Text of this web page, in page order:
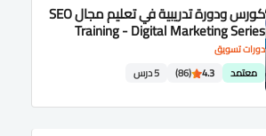
دورات تسويق
كورس ودورة تدريبية في تعليم مجال SEO
Training - Digital Marketing Series
معتمد 4.3
(86) 5 درس